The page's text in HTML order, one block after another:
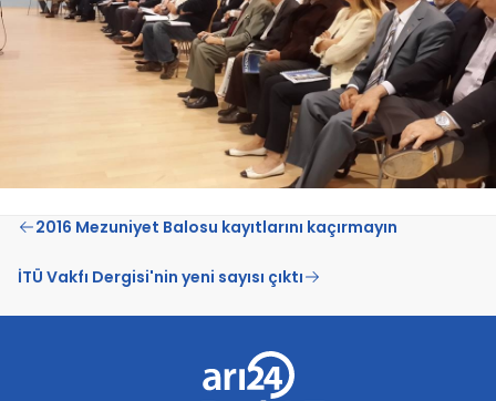
2016 Mezuniyet Balosu kayıtlarını kaçırmayın
İTÜ Vakfı Dergisi'nin yeni sayısı çıktı